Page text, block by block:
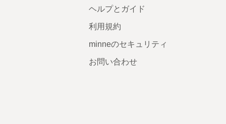
ヘルプとガイド
利用規約
minneのセキュリティ
お問い合わせ